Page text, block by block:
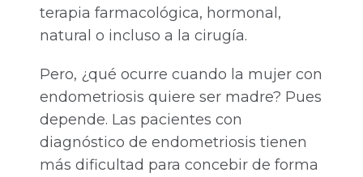
terapia farmacológica, hormonal,
natural o incluso a la cirugía.
Pero, ¿qué ocurre cuando la mujer con
endometriosis quiere ser madre? Pues
depende. Las pacientes con
diagnóstico de endometriosis tienen
más dificultad para concebir de forma